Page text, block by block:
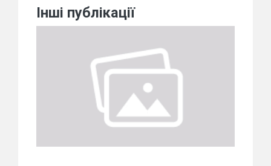
Інші публікації